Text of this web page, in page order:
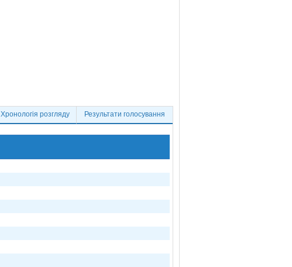
Хронологія розгляду Результати голосування